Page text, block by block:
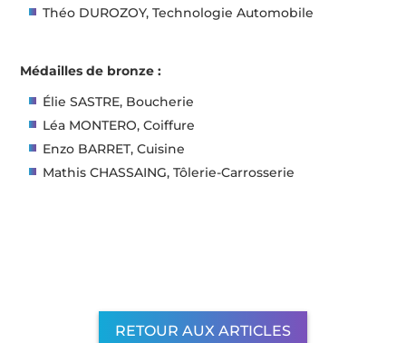
Théo DUROZOY, Technologie Automobile
Médailles de bronze :
Élie SASTRE, Boucherie
Léa MONTERO, Coiffure
Enzo BARRET, Cuisine
Mathis CHASSAING, Tôlerie-Carrosserie
RETOUR AUX ARTICLES